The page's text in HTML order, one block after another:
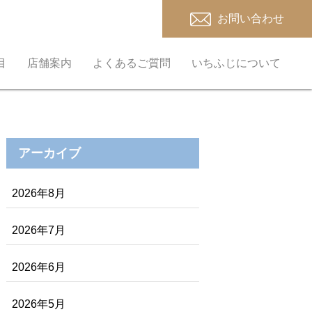
お問い合わせ
店舗案内 よくあるご質問 いちふじについて
アーカイブ
2026年8月
2026年7月
2026年6月
2026年5月